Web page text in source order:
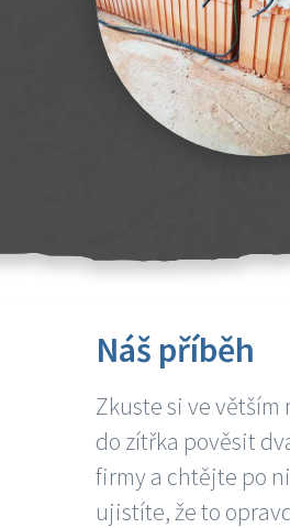
Náš příběh
Zkuste si ve
do zítřka pověsit
firmy a chtějte po
ujistíte, že to